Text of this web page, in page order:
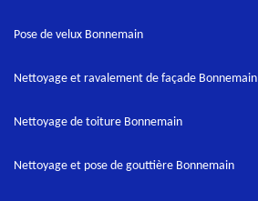
Pose de velux Bonnemain
Nettoyage et ravalement de façade Bonnemain
Nettoyage de toiture Bonnemain
Nettoyage et pose de gouttière Bonnemain